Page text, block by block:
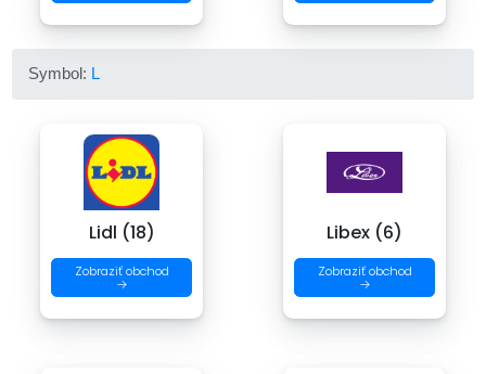
Symbol: L
Lidl (18)
Zobraziť obchod
→
Libex (6)
Zobraziť obchod
→